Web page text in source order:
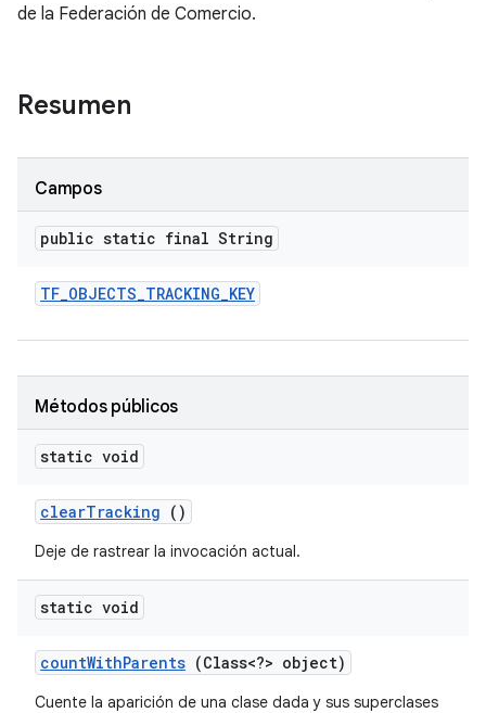
de la Federación de Comercio.
Resumen
Campos
public static final String
TF_OBJECTS_TRACKING_KEY
Métodos públicos
static void
clearTracking ()
Deje de rastrear la invocación actual.
static void
countWithParents (Class<?> object)
Cuente la aparición de una clase dada y sus superclases